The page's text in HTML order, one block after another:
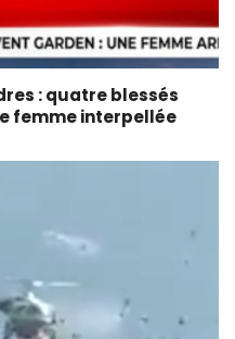
: quatre blessés
femme interpellée